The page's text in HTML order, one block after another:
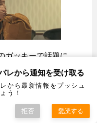
ガッキーで話題に
ようで、ロンがイ
上げているのに影
。
レから通知を受け取る
から最新情報をプッシュ
う！
拒否 愛読する